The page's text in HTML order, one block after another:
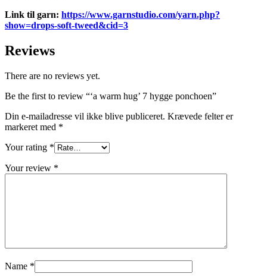
Link til garn: https://www.garnstudio.com/yarn.php?
show=drops-soft-tweed&cid=3
Reviews
There are no reviews yet.
Be the first to review “‘a warm hug’ 7 hygge ponchoen”
Din e-mailadresse vil ikke blive publiceret. Krævede felter er
markeret med *
Your rating *
Your review *
Name *